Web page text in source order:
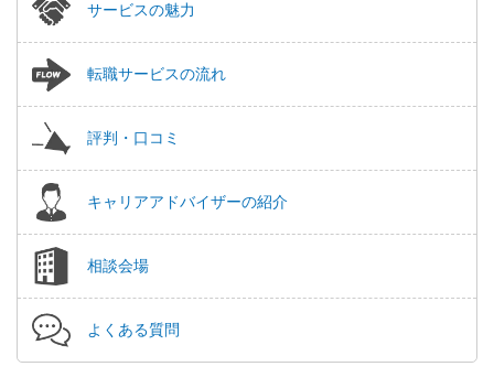
サービスの魅力
転職サービスの流れ
評判・口コミ
キャリアアドバイザーの紹介
相談会場
よくある質問